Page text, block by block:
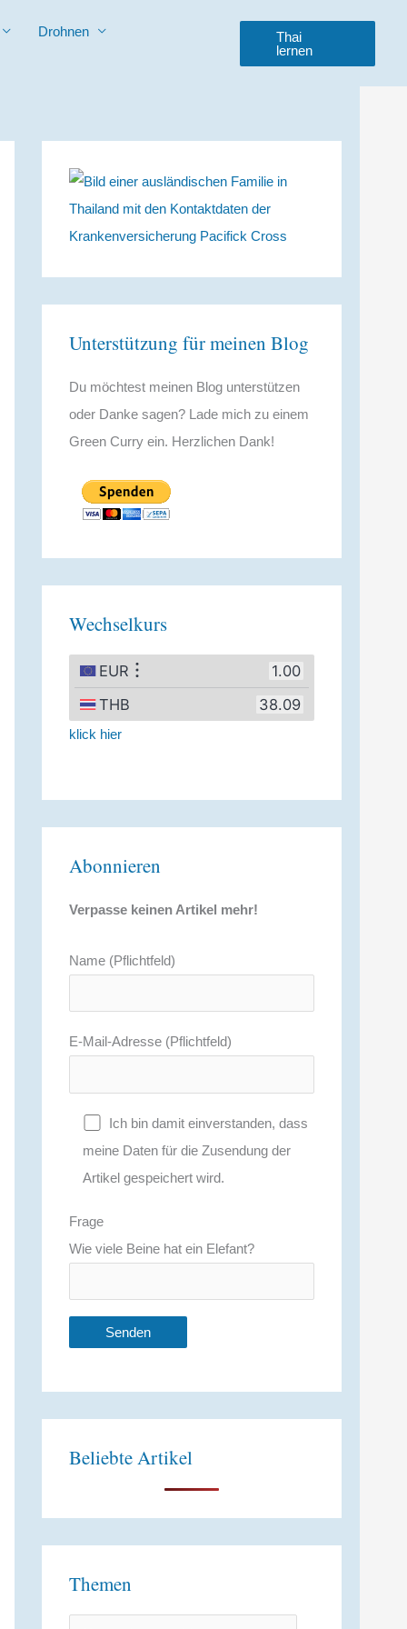
Drohnen
Thai
lernen
Unterstützung für meinen Blog
Du möchtest meinen Blog unterstützen
oder Danke sagen? Lade mich zu einem
Green Curry ein. Herzlichen Dank!
Wechselkurs
klick hier
Abonnieren
Verpasse keinen Artikel mehr!
Name (Pflichtfeld)
E-Mail-Adresse (Pflichtfeld)
Ich bin damit einverstanden, dass
meine Daten für die Zusendung der
Artikel gespeichert wird.
Frage
Wie viele Beine hat ein Elefant?
e
Beliebte Artikel
Themen